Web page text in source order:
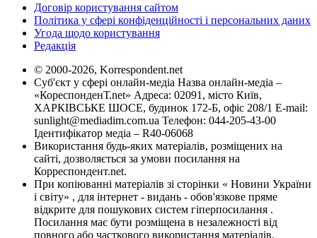
Договір користування сайтом
Політика у сфері конфіденційності і персональних даних
Угода щодо користування
Редакція
© 2000-2026, Korrespondent.net
Суб'єкт у сфері онлайн-медіа Назва онлайн-медіа –
«КореспонденТ.net» Адреса: 02091, місто Київ,
ХАРКІВСЬКЕ ШОСЕ, будинок 172-Б, офіс 208/1 E-mail:
sunlight@mediadim.com.ua Телефон: 044-205-43-00
Ідентифікатор медіа – R40-06068
Використання будь-яких матеріалів, розміщених на
сайті, дозволяється за умови посилання на
Корреспондент.net.
При копіюванні матеріалів зі сторінки « Новини України
і світу» , для інтернет - видань - обов'язкове пряме
відкрите для пошукових систем гіперпосилання .
Посилання має бути розміщена в незалежності від
повного або часткового використання матеріалів.